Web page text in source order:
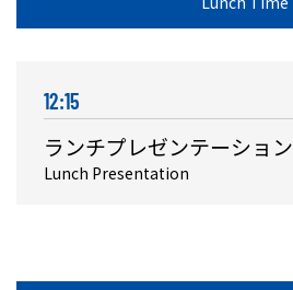
12:15
ランチプレゼンテーション
Lunch Presentation